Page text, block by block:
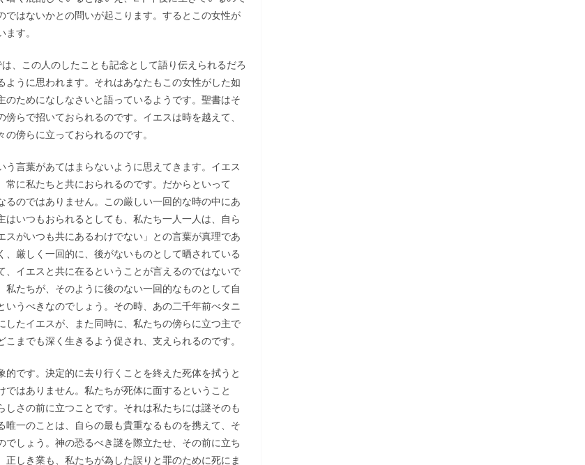
はないかとの問いが起こります。するとこの女性が
す。
、この人のしたことも記念として語り伝えられるだろ
うに思われます。それはあなたもこの女性がした如
ためになしなさいと語っているようです。聖書はそ
らで招いておられるのです。イエスは時を越えて、
傍らに立っておられるのです。
言葉があてはまらないように思えてきます。イエス
に私たちと共におられるのです。だからといって
るのではありません。この厳しい一回的な時の中にあ
いつもおられるとしても、私たち一人一人は、自ら
がいつも共にあるわけでない」との言葉が真理であ
厳しく一回的に、後がないものとして晒されている
イエスと共に在るということが言えるのではないで
たちが、そのように後のない一回的なものとして自
うべきなのでしょう。その時、あの二千年前べタニ
たイエスが、また同時に、私たちの傍らに立つ主で
までも深く生きるよう促され、支えられるのです。
です。決定的に去り行くことを終えた死体を拭うと
はありません。私たちが死体に面するということ
さの前に立つことです。それは私たちには謎そのも
一のことは、自らの最も貴重なるものを携えて、そ
しょう。神の恐るべき謎を際立たせ、その前に立ち
しき業も、私たちが為した誤りと罪のために死にま